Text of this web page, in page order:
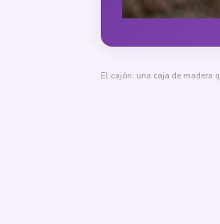
El cajón: una caja de madera